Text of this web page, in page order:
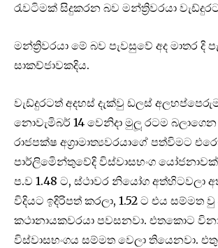
රැවටිමක් සිදුකරන බව මන්ත්‍රිවරයා
මන්ත්‍රිවරයා මේ බව පැවසුවේ අද මාතර දි
සාකච්ජාවකදිය.
වැඩ්දුරටත් අදහස් දැක්වු ඩලස් අලහප්පෙරුම
නොවැමිබර් 14 වෙනිදා මුලූ රටම බලාගෙන
රාජපක්ෂ අග‍්‍රාමාත්‍යවරයාගේ පත්විමට
පාර්ලිමෙින්තුවේදි විස්වාසභංග යෝජනාවක්
ප.ව 1.48 ට, ස්ථාවර නියෝග
විදියට ඉදිරිපත් කරලා, 1.52 ට එය සම්මත
කථානායකවරයා පවසනවා. එතකොට
විස්වාසභංගය සම්මත වෙලා තියෙනවා.